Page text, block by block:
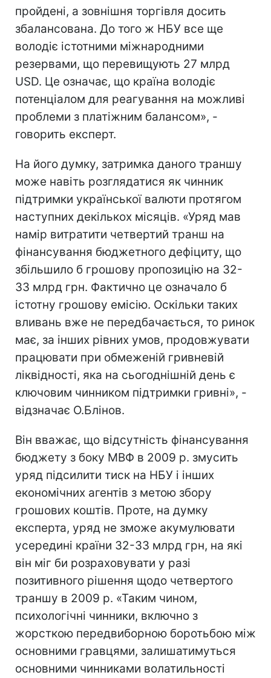
пройдені, а зовнішня торгівля досить
збалансована. До того ж НБУ все ще
володіє істотними міжнародними
резервами, що перевищують 27 млрд
USD. Це означає, що країна володіє
потенціалом для реагування на можливі
проблеми з платіжним балансом», -
говорить експерт.
На його думку, затримка даного траншу
може навіть розглядатися як чинник
підтримки української валюти протягом
наступних декількох місяців. «Уряд мав
намір витратити четвертий транш на
фінансування бюджетного дефіциту, що
збільшило б грошову пропозицію на 32-
33 млрд грн. Фактично це означало б
істотну грошову емісію. Оскільки таких
вливань вже не передбачається, то ринок
має, за інших рівних умов, продовжувати
працювати при обмеженій гривневій
ліквідності, яка на сьогоднішній день є
ключовим чинником підтримки гривні», -
відзначає О.Блінов.
Він вважає, що відсутність фінансування
бюджету з боку МВФ в 2009 р. змусить
уряд підсилити тиск на НБУ і інших
економічних агентів з метою збору
грошових коштів. Проте, на думку
експерта, уряд не зможе акумулювати
усередині країни 32-33 млрд грн, на які
він міг би розраховувати у разі
позитивного рішення щодо четвертого
траншу в 2009 р. «Таким чином,
психологічні чинники, включно з
жорсткою передвиборною боротьбою між
основними гравцями, залишатимуться
основними чинниками волатильності